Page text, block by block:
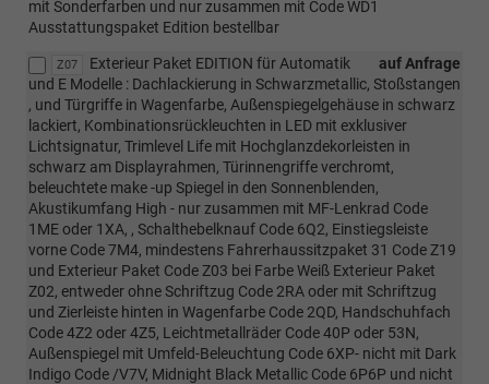
mit Sonderfarben und nur zusammen mit Code WD1
Ausstattungspaket Edition bestellbar
Z07 auf Anfrage
Exterieur Paket EDITION für Automatik
und E Modelle : Dachlackierung in Schwarzmetallic, Stoßstangen
, und Türgriffe in Wagenfarbe, Außenspiegelgehäuse in schwarz
lackiert, Kombinationsrückleuchten in LED mit exklusiver
Lichtsignatur, Trimlevel Life mit Hochglanzdekorleisten in
schwarz am Displayrahmen, Türinnengriffe verchromt,
beleuchtete make -up Spiegel in den Sonnenblenden,
Akustikumfang High - nur zusammen mit MF-Lenkrad Code
1ME oder 1XA, , Schalthebelknauf Code 6Q2, Einstiegsleiste
vorne Code 7M4, mindestens Fahrerhaussitzpaket 31 Code Z19
und Exterieur Paket Code Z03 bei Farbe Weiß Exterieur Paket
Z02, entweder ohne Schriftzug Code 2RA oder mit Schriftzug
und Zierleiste hinten in Wagenfarbe Code 2QD, Handschuhfach
Code 4Z2 oder 4Z5, Leichtmetallräder Code 40P oder 53N,
Außenspiegel mit Umfeld-Beleuchtung Code 6XP- nicht mit Dark
Indigo Code /V7V, Midnight Black Metallic Code 6P6P und nicht